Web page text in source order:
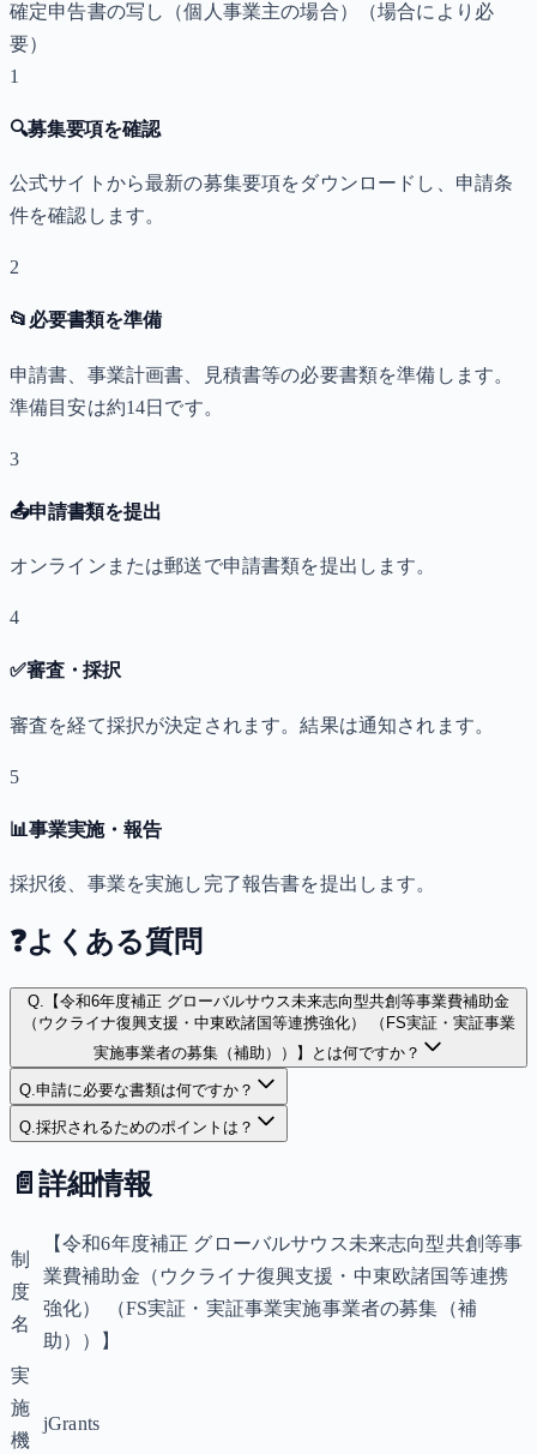
確定申告書の写し（個人事業主の場合）
（場合により必
要）
1
🔍募集要項を確認
公式サイトから最新の募集要項をダウンロードし、申請条
件を確認します。
2
📂 必要書類を準備
申請書、事業計画書、見積書等の必要書類を準備します。
準備目安は約14日です。
3
📤申請書類を提出
オンラインまたは郵送で申請書類を提出します。
4
✅審査・採択
審査を経て採択が決定されます。結果は通知されます。
5
📊事業実施・報告
採択後、事業を実施し完了報告書を提出します。
❓よくある質問
Q. 【令和6年度補正 グローバルサウス未来志向型共創等事業費補助金
（ウクライナ復興支援・中東欧諸国等連携強化） （FS実証・実証事業
実施事業者の募集（補助））】とは何ですか？
Q.申請に必要な書類は何ですか？
Q.採択されるためのポイントは？
📄 詳細情報
制
度
名
【令和6年度補正 グローバルサウス未来志向型共創等事
業費補助金（ウクライナ復興支援・中東欧諸国等連携
強化） （FS実証・実証事業実施事業者の募集（補
助））】
実
施
機
jGrants